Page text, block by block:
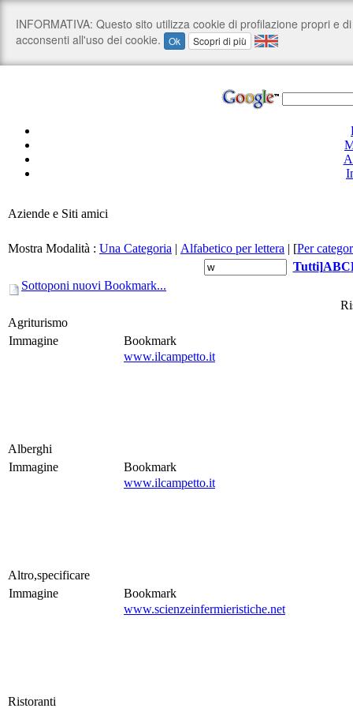
Aziende e Siti amici
Mostra Modalità : Una Categoria | Alfabetico per lettera | [Per
Tutti]ABC
Sottoponi nuovi Bookmark...
Agriturismo
Immagine
Bookmark
www.ilcampetto.it
Alberghi
Immagine
Bookmark
www.ilcampetto.it
Altro,specificare
Immagine
Bookmark
www.scienzeinfermieristiche.net
Ristoranti